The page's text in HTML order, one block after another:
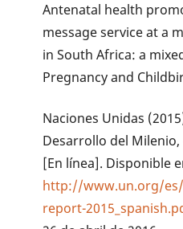
Antenatal health
message service at a
in South Africa: a
Pregnancy and
Naciones Unidas
Desarrollo del
[En línea]. Disponible
http://www.un.org/
report-